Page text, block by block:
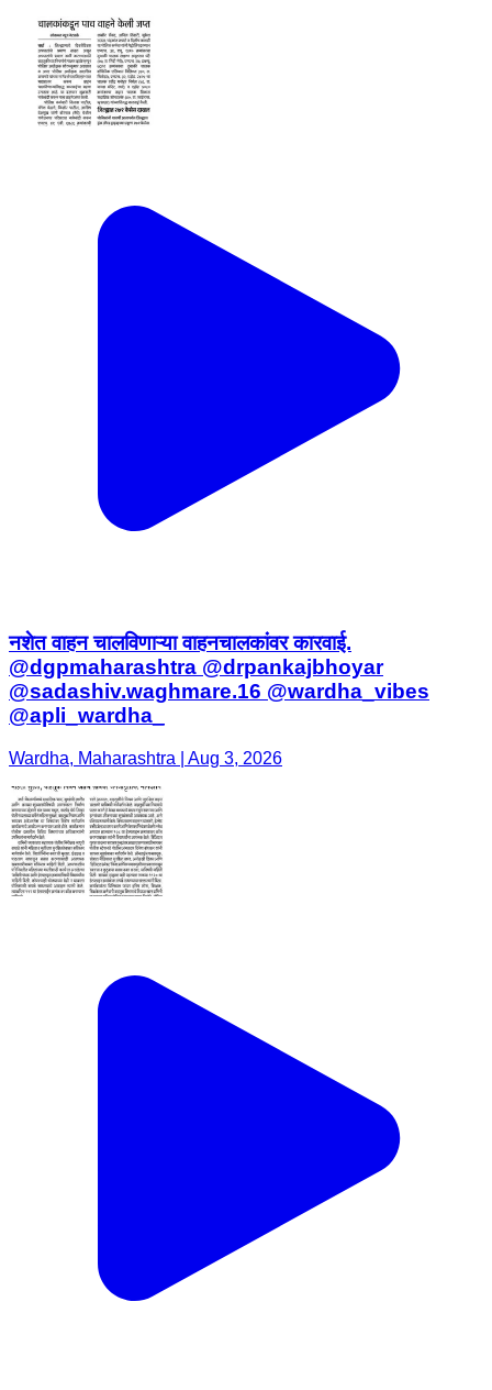
नशेत वाहन चालविणाऱ्या वाहनचालकांवर कारवाई.
@dgpmaharashtra @drpankajbhoyar
@sadashiv.waghmare.16 @wardha_vibes
@apli_wardha_
Wardha, Maharashtra | Aug 3, 2026